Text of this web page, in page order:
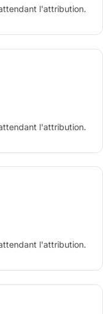
l'attribution.
l'attribution.
l'attribution.